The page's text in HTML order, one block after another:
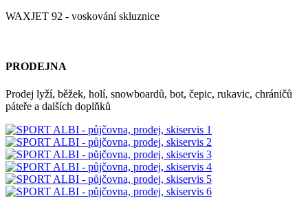
WAXJET 92 - voskování skluznice
PRODEJNA
Prodej lyží, běžek, holí, snowboardů, bot, čepic, rukavic, chráničů
páteře a dalších doplňků